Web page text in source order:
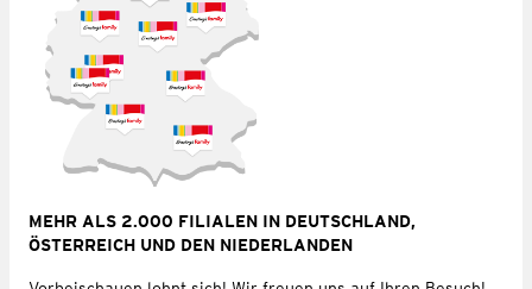
MEHR ALS 2.000 FILIALEN IN DEUTSCHLAND,
ÖSTERREICH UND DEN NIEDERLANDEN